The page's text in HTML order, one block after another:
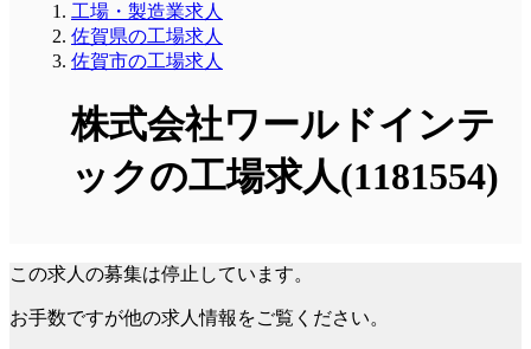
工場・製造業求人
佐賀県の工場求人
佐賀市の工場求人
株式会社ワールドインテ
ックの工場求人(1181554)
この求人の募集は停止しています。
お手数ですが他の求人情報をご覧ください。